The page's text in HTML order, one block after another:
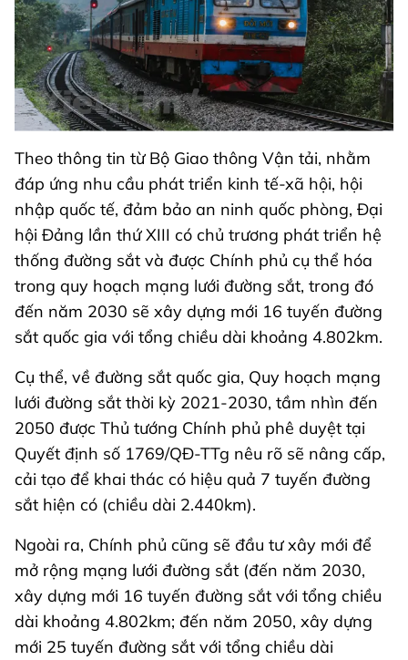
Theo thông tin từ Bộ Giao thông Vận tải, nhằm
đáp ứng nhu cầu phát triển kinh tế-xã hội, hội
nhập quốc tế, đảm bảo an ninh quốc phòng, Đại
hội Đảng lần thứ XIII có chủ trương phát triển hệ
thống đường sắt và được Chính phủ cụ thể hóa
trong quy hoạch mạng lưới đường sắt, trong đó
đến năm 2030 sẽ xây dựng mới 16 tuyến đường
sắt quốc gia với tổng chiều dài khoảng 4.802km.
Cụ thể, về đường sắt quốc gia, Quy hoạch mạng
lưới đường sắt thời kỳ 2021-2030, tầm nhìn đến
2050 được Thủ tướng Chính phủ phê duyệt tại
Quyết định số 1769/QĐ-TTg nêu rõ sẽ nâng cấp,
cải tạo để khai thác có hiệu quả 7 tuyến đường
sắt hiện có (chiều dài 2.440km).
Ngoài ra, Chính phủ cũng sẽ đầu tư xây mới để
mở rộng mạng lưới đường sắt (đến năm 2030,
xây dựng mới 16 tuyến đường sắt với tổng chiều
dài khoảng 4.802km; đến năm 2050, xây dựng
mới 25 tuyến đường sắt với tổng chiều dài